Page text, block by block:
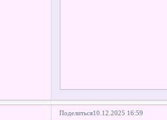
Поделиться10.12.2025 16:59